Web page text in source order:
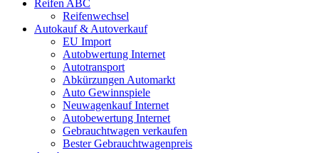
Reifen ABC
Reifenwechsel
Autokauf & Autoverkauf
EU Import
Autobwertung Internet
Autotransport
Abkürzungen Automarkt
Auto Gewinnspiele
Neuwagenkauf Internet
Autobewertung Internet
Gebrauchtwagen verkaufen
Bester Gebrauchtwagenpreis